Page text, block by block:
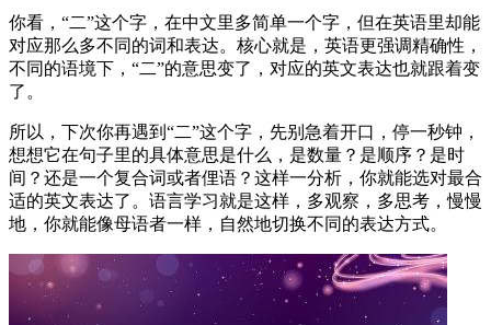
你看，“二”这个字，在中文里多简单一个字，但在英语里却能
对应那么多不同的词和表达。核心就是，英语更强调精确性，
不同的语境下，“二”的意思变了，对应的英文表达也就跟着变
了。
所以，下次你再遇到“二”这个字，先别急着开口，停一秒钟，
想想它在句子里的具体意思是什么，是数量？是顺序？是时
间？还是一个复合词或者俚语？这样一分析，你就能选对最合
适的英文表达了。语言学习就是这样，多观察，多思考，慢慢
地，你就能像母语者一样，自然地切换不同的表达方式。